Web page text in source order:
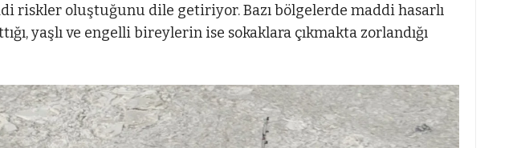
riskler oluştuğunu dile getiriyor. Bazı bölgelerde maddi hasarlı
yaşlı ve engelli bireylerin ise sokaklara çıkmakta zorlandığı